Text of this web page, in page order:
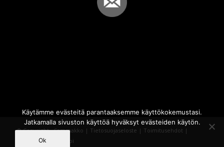
© Copyright - Sammakko | Tietosuojaseloste | Toimitusehdot |
Powered by
iQWebbi
Käytämme evästeitä parantaaksemme käyttökokemustasi.
Jatkamalla sivuston käyttöä hyväksyt evästeiden käytön.
Ok